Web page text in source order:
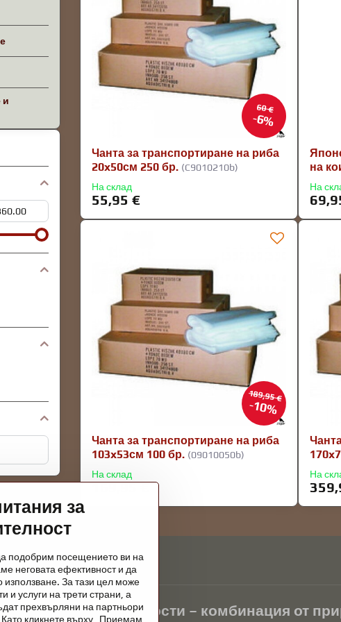
60 €
6%
Чанта за транспортиране на риба
20x50см 250 бр. (C9010210b)
На склад
55,95 €
на
На
189,95 €
10%
Чанта за транспортиране на риба
103x53см 100 бр. (09010050b)
На склад
169,95 €
На
и
конски принадлежности – комбинация от
за
подобрим посещението ви на
неговата ефективност и да
използване. За тази цел може
и услуги на трети страни, а
прехвърляни на партньори
кликнете върху „Приемам